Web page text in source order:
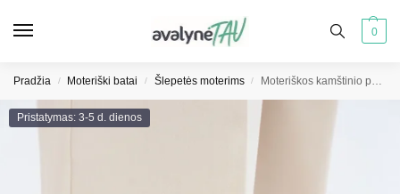
0
Pradžia / Moteriški batai / Šlepetės moterims / Moteriškos kamštinio pado šlepetės su sagtimis ir gyvatės odos raštu, smėlio spalvos Melia
Pristatymas: 3-5 d. dienos